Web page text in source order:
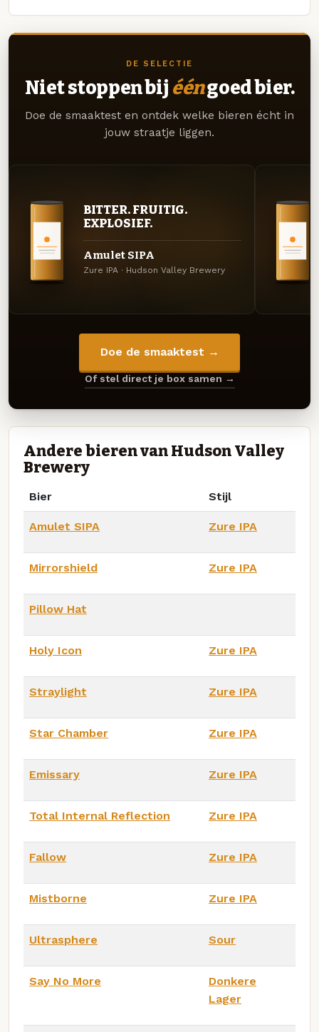
DE SELECTIE
Niet stoppen bij ééngoed bier.
Doe de smaaktest en ontdek welke bieren écht in
jouw straatje liggen.
BITTER. FRUITIG.
EXPLOSIEF.
Amulet SIPA
Zure IPA · Hudson Valley Brewery
Doe de smaaktest →
Of stel direct je box samen →
Andere bieren van Hudson Valley
Brewery
Bier Stijl
Amulet SIPA Zure IPA
Mirrorshield Zure IPA
Pillow Hat
Holy Icon Zure IPA
Straylight Zure IPA
Star Chamber Zure IPA
Emissary Zure IPA
Total Internal Reflection Zure IPA
Fallow Zure IPA
Mistborne Zure IPA
Ultrasphere Sour
Say No More
Donkere
Lager